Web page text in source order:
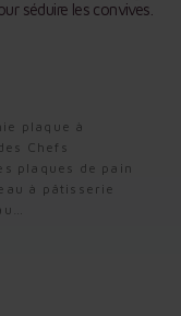
séduire les convives.
plaque à
Chefs
plaques de pain
à pâtisserie
séduire les convives.
plaque à
Chefs
plaques de pain
à pâtisserie
séduire les convives.
plaque à
Chefs
plaques de pain
à pâtisserie